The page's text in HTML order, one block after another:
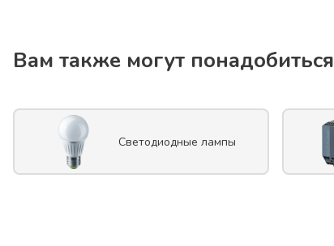
Вам также могут понадобиться
Светодиодные лампы